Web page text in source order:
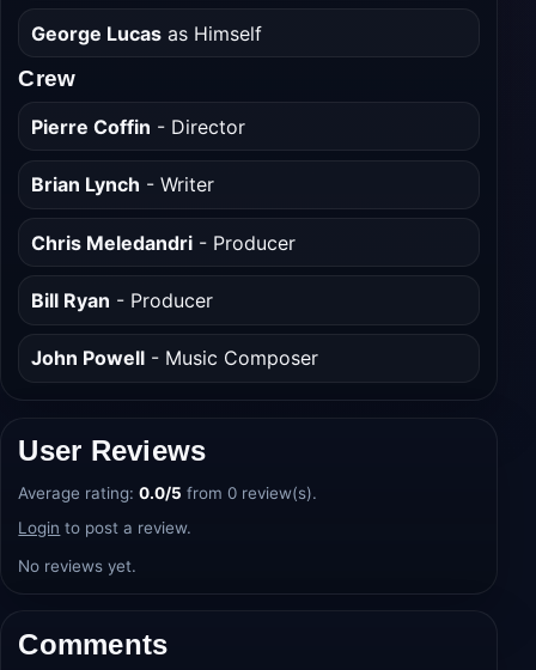
George Lucasas Himself
Crew
Pierre Coffin - Director
Brian Lynch - Writer
Chris Meledandri- Producer
Bill Ryan - Producer
John Powell- Music Composer
User Reviews
Average rating:0.0/5 from 0 review(s).
Login to post a review.
No reviews yet.
Comments